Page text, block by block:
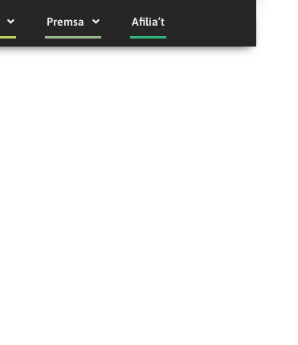
Premsa Afilia’t